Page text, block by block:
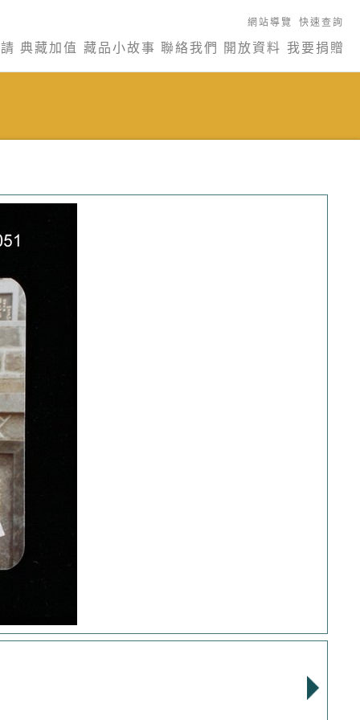
網站導覽 快速查詢
典藏加值 藏品小故事 聯絡我們 開放資料 我要捐贈